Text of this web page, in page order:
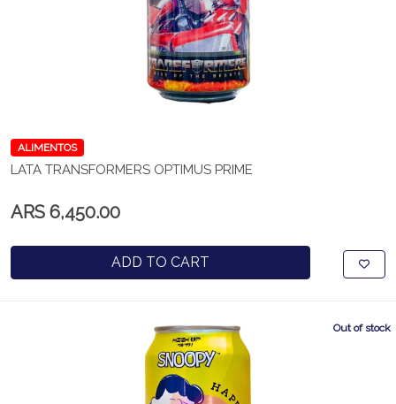
ALIMENTOS
LATA TRANSFORMERS OPTIMUS PRIME
ARS 6,450.00
ADD TO CART
Out of stock